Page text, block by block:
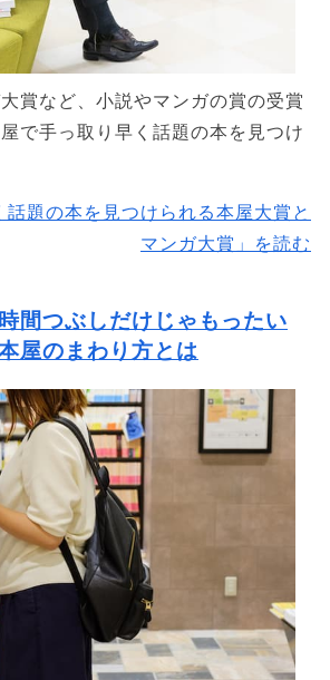
賞など、小説やマンガの賞の受賞
で手っ取り早く話題の本を見つけ
話題の本を見つけられる本屋大賞と
マンガ大賞」を読む
間つぶしだけじゃもったい
屋のまわり方とは